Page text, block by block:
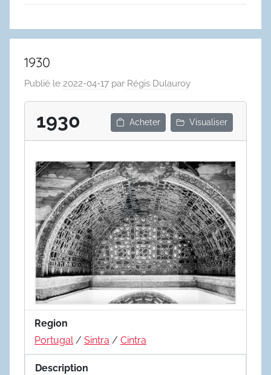
1930
Publié le 2022-04-17 par Régis Dulauroy
1930 Acheter Visualiser
Region
Portugal/ Sintra / Cintra
Description